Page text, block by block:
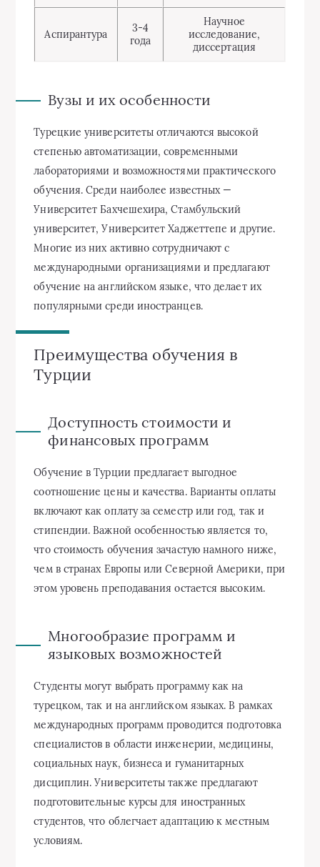
Аспирантура
3-4
года
Научное
исследование,
диссертация
Вузы и их особенности
Турецкие университеты отличаются высокой
степенью автоматизации, современными
лабораториями и возможностями практического
обучения. Среди наиболее известных —
Университет Бахчешехира, Стамбульский
университет, Университет Хаджеттепе и другие.
Многие из них активно сотрудничают с
международными организациями и предлагают
обучение на английском языке, что делает их
популярными среди иностранцев.
Преимущества обучения в
Турции
Доступность стоимости и
финансовых программ
Обучение в Турции предлагает выгодное
соотношение цены и качества. Варианты оплаты
включают как оплату за семестр или год, так и
стипендии. Важной особенностью является то,
что стоимость обучения зачастую намного ниже,
чем в странах Европы или Северной Америки, при
этом уровень преподавания остается высоким.
Многообразие программ и
языковых возможностей
Студенты могут выбрать программу как на
турецком, так и на английском языках. В рамках
международных программ проводится подготовка
специалистов в области инженерии, медицины,
социальных наук, бизнеса и гуманитарных
дисциплин. Университеты также предлагают
подготовительные курсы для иностранных
студентов, что облегчает адаптацию к местным
условиям.